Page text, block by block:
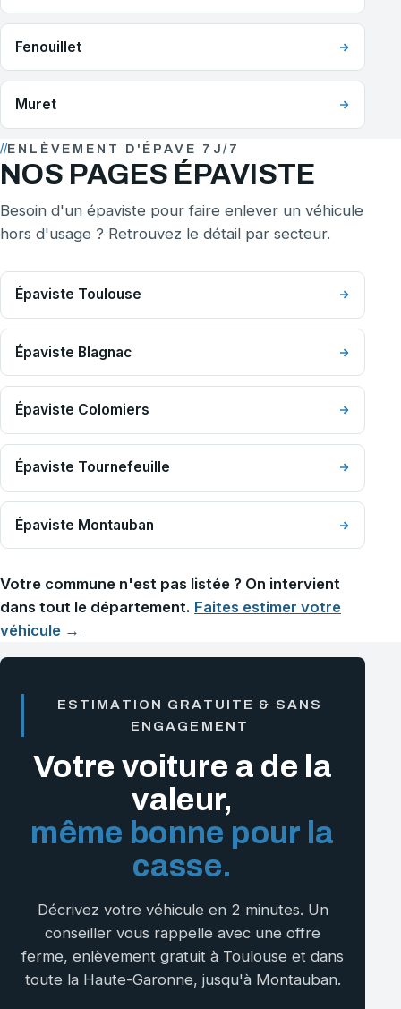
Fenouillet
Muret
ENLÈVEMENT D'ÉPAVE 7J/7
NOS PAGES ÉPAVISTE
Besoin d'un épaviste pour faire enlever un véhicule
hors d'usage ? Retrouvez le détail par secteur.
Épaviste Toulouse
Épaviste Blagnac
Épaviste Colomiers
Épaviste Tournefeuille
Épaviste Montauban
Votre commune n'est pas listée ? On intervient
dans tout le département. Faites estimer votre
véhicule →
ESTIMATION GRATUITE & SANS
ENGAGEMENT
Votre voiture a de la
valeur,
même bonne pour la
casse.
Décrivez votre véhicule en 2 minutes. Un
conseiller vous rappelle avec une offre
ferme, enlèvement gratuit à Toulouse et dans
toute la Haute-Garonne, jusqu'à Montauban.